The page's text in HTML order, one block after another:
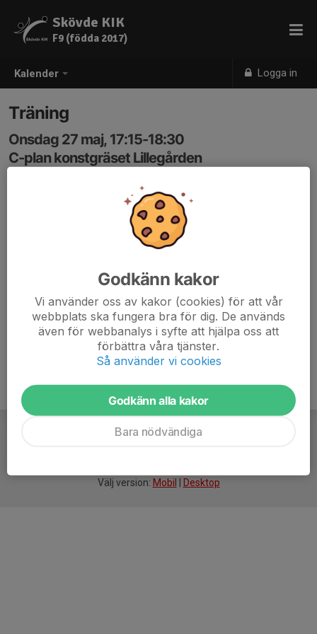
Kalender Logga in
Skövde KIK
F9 (födda 2017)
Träning
Onsdag 27 maj, 17:15-18:30
C-plan konstgräset Lillegården
Välj version: Mobil Desktop
Godkänn kakor
Vi använder oss av kakor (cookies) för att vår
webbplats ska fungera bra för dig. De används
även för webbanalys i syfte att hjälpa oss att
förbättra våra tjänster.
Så använder vi cookies
Godkänn alla kakor
Bara nödvändiga